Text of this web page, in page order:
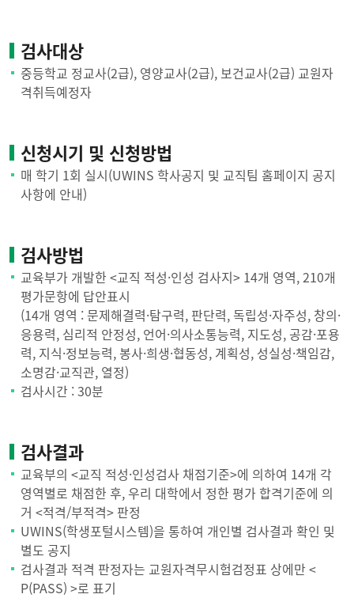
검사대상
중등학교 정교사(2급), 영양교사(2급), 보건교사(2급) 교원자
격취득예정자
신청시기 및 신청방법
매 학기 1회 실시(UWINS 학사공지 및 교직팀 홈페이지 공지
사항에 안내)
검사방법
교육부가 개발한 <교직 적성·인성 검사지> 14개 영역, 210개
평가문항에 답안표시
(14개 영역 : 문제해결력·탐구력, 판단력, 독립성·자주성, 창의·
응용력, 심리적 안정성, 언어·의사소통능력, 지도성, 공감·포용
력, 지식·정보능력, 봉사·희생·협동성, 계획성, 성실성·책임감,
소명감·교직관, 열정)
검사시간 : 30분
검사결과
교육부의 <교직 적성·인성검사 채점기준>에 의하여 14개 각
영역별로 채점한 후, 우리 대학에서 정한 평가 합격기준에 의
거 <적격/부적격> 판정
UWINS(학생포털시스템)을 통하여 개인별 검사결과 확인 및
별도 공지
검사결과 적격 판정자는 교원자격무시험검정표 상에만 <
P(PASS) >로 표기